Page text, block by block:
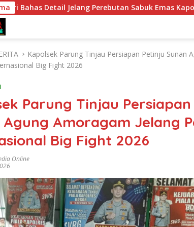
Perebutan Sabuk Emas Kapolri 2026 Tim
Kapolsek Parung Tinjau Persiapan Petinju Sunan
Big Fight 2026
Parung Tinjau
Agung Amoragam Jelang
Big Fight 2026
Online